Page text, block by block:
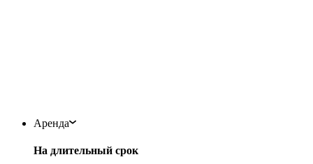
Аренда
На длительный срок